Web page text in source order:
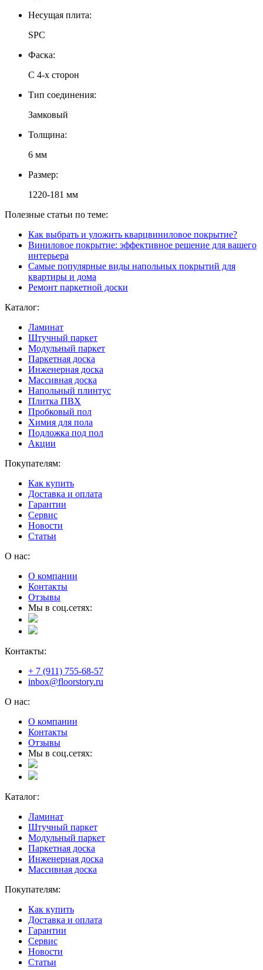
Несущая плита:
SPC
Фаска:
С 4-х сторон
Тип соединения:
Замковый
Толщина:
6 мм
Размер:
1220-181 мм
Полезные статьи по теме:
Как выбрать и уложить кварцвиниловое покрытие?
Виниловое покрытие: эффективное решение для вашего
интерьера
Самые популярные виды напольных покрытий для
квартиры и дома
Ремонт паркетной доски
Каталог:
Ламинат
Штучный паркет
Модульный паркет
Паркетная доска
Инженерная доска
Массивная доска
Напольный плинтус
Плитка ПВХ
Пробковый пол
Химия для пола
Подложка под пол
Акции
Покупателям:
Как купить
Доставка и оплата
Гарантии
Сервис
Новости
Статьи
О нас:
О компании
Контакты
Отзывы
Мы в соц.сетях:
Контакты:
+ 7 (911) 755-68-57
inbox@floorstory.ru
О нас:
О компании
Контакты
Отзывы
Мы в соц.сетях:
Каталог:
Ламинат
Штучный паркет
Модульный паркет
Паркетная доска
Инженерная доска
Массивная доска
Покупателям:
Как купить
Доставка и оплата
Гарантии
Сервис
Новости
Статьи